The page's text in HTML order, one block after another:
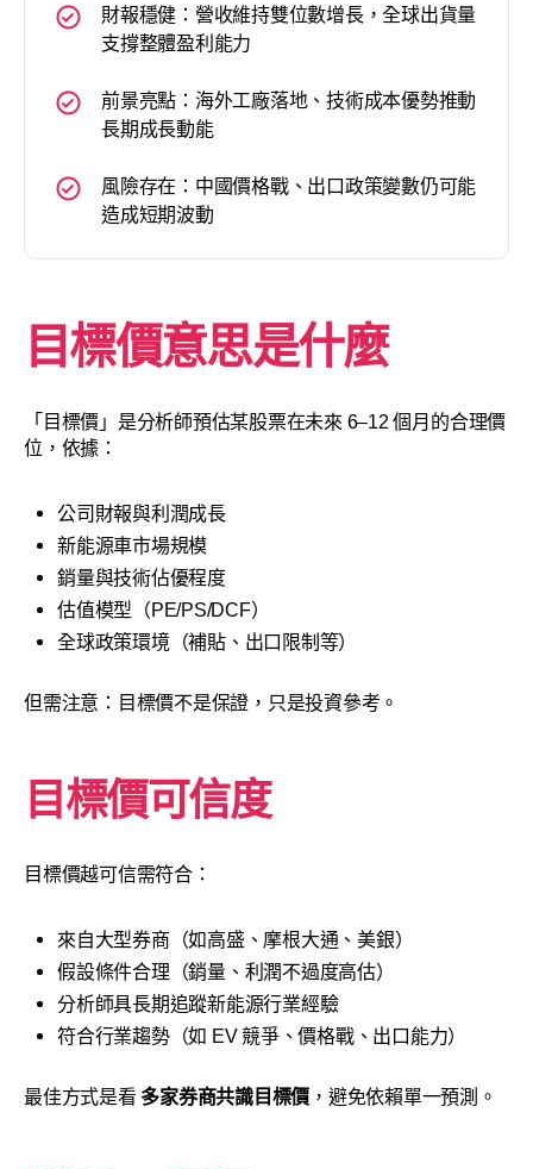
財報穩健：營收維持雙位數增長，全球出貨量
支撐整體盈利能力
前景亮點：海外工廠落地、技術成本優勢推動
長期成長動能
風險存在：中國價格戰、出口政策變數仍可能
造成短期波動
目標價意思是什麼
「目標價」是分析師預估某股票在未來 6–12 個月的合理價
位，依據：
公司財報與利潤成長
新能源車市場規模
銷量與技術佔優程度
估值模型（PE/PS/DCF）
全球政策環境（補貼、出口限制等）
但需注意：目標價不是保證，只是投資參考。
目標價可信度
目標價越可信需符合：
來自大型券商（如高盛、摩根大通、美銀）
假設條件合理（銷量、利潤不過度高估）
分析師具長期追蹤新能源行業經驗
符合行業趨勢（如 EV 競爭、價格戰、出口能力）
最佳方式是看 多家券商共識目標價 ，避免依賴單一預測。